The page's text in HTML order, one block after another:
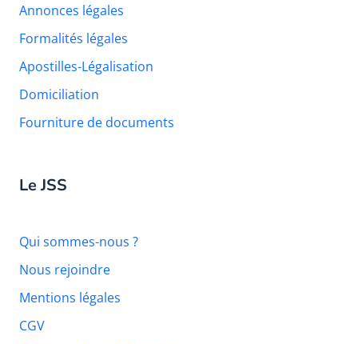
Annonces légales
Formalités légales
Apostilles-Légalisation
Domiciliation
Fourniture de documents
Le JSS
Qui sommes-nous ?
Nous rejoindre
Mentions légales
CGV